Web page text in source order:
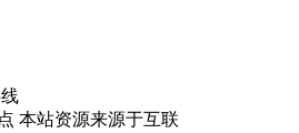
本站资源来源于互联